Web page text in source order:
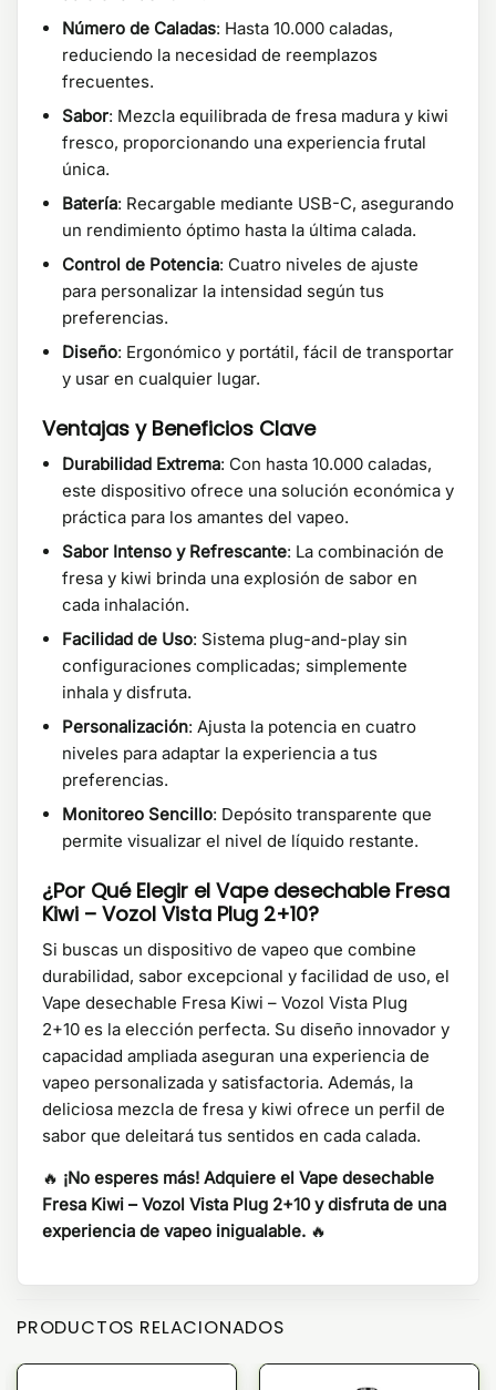
Número de Caladas: Hasta 10.000 caladas,
reduciendo la necesidad de reemplazos
frecuentes.
Sabor: Mezcla equilibrada de fresa madura y kiwi
fresco, proporcionando una experiencia frutal
única.
Batería: Recargable mediante USB-C, asegurando
un rendimiento óptimo hasta la última calada.
Control de Potencia: Cuatro niveles de ajuste
para personalizar la intensidad según tus
preferencias.
Diseño: Ergonómico y portátil, fácil de transportar
y usar en cualquier lugar.
Ventajas y Beneficios Clave
Durabilidad Extrema: Con hasta 10.000 caladas,
este dispositivo ofrece una solución económica y
práctica para los amantes del vapeo.
Sabor Intenso y Refrescante: La combinación de
fresa y kiwi brinda una explosión de sabor en
cada inhalación.
Facilidad de Uso: Sistema plug-and-play sin
configuraciones complicadas; simplemente
inhala y disfruta.
Personalización: Ajusta la potencia en cuatro
niveles para adaptar la experiencia a tus
preferencias.
Monitoreo Sencillo: Depósito transparente que
permite visualizar el nivel de líquido restante.
¿Por Qué Elegir el Vape desechable Fresa
Kiwi – Vozol Vista Plug 2+10?
Si buscas un dispositivo de vapeo que combine
durabilidad, sabor excepcional y facilidad de uso, el
Vape desechable Fresa Kiwi – Vozol Vista Plug
2+10 es la elección perfecta. Su diseño innovador y
capacidad ampliada aseguran una experiencia de
vapeo personalizada y satisfactoria. Además, la
deliciosa mezcla de fresa y kiwi ofrece un perfil de
sabor que deleitará tus sentidos en cada calada.
🔥 ¡No esperes más! Adquiere el Vape desechable
Fresa Kiwi – Vozol Vista Plug 2+10 y disfruta de una
experiencia de vapeo inigualable. 🔥
PRODUCTOS RELACIONADOS